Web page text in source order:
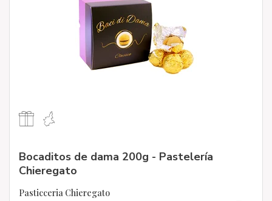
Bocaditos de dama 200g - Pastelería
Chieregato
Pasticceria Chieregato